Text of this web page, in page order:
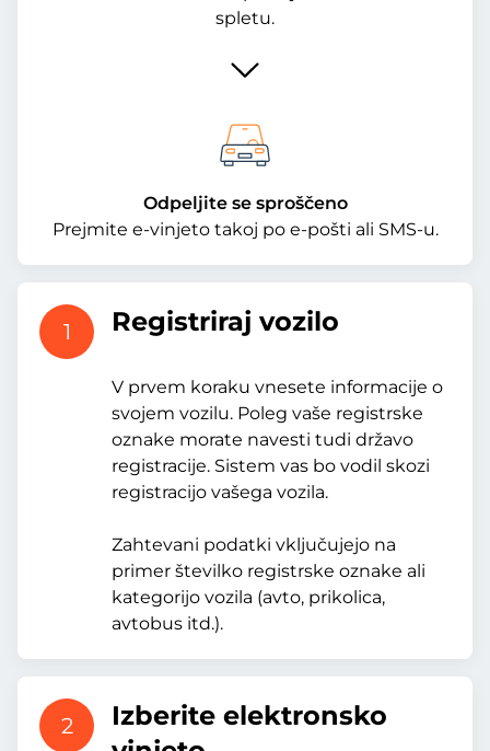
spletu.
Odpeljite se sproščeno
Prejmite e-vinjeto takoj po e-pošti ali SMS-u.
1 Registriraj vozilo
V prvem koraku vnesete informacije o
svojem vozilu. Poleg vaše registrske
oznake morate navesti tudi državo
registracije. Sistem vas bo vodil skozi
registracijo vašega vozila.
Zahtevani podatki vključujejo na
primer številko registrske oznake ali
kategorijo vozila (avto, prikolica,
avtobus itd.).
2
Izberite elektronsko